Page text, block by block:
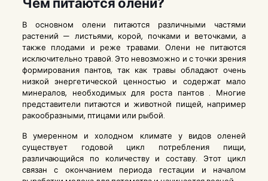
Чем питаются олени?
В основном олени питаются различными частями
растений — листьями, корой, почками и веточками, а
также плодами и реже травами. Олени не питаются
исключительно травой. Это невозможно и с точки зрения
формирования пантов, так как травы обладают очень
низкой энергетической ценностью и содержат мало
минералов, необходимых для роста пантов . Многие
представители питаются и животной пищей, например
ракообразными, птицами или рыбой.
В умеренном и холодном климате у видов оленей
существует годовой цикл потребления пищи,
различающийся по количеству и составу. Этот цикл
связан с окончанием периода гестации и началом